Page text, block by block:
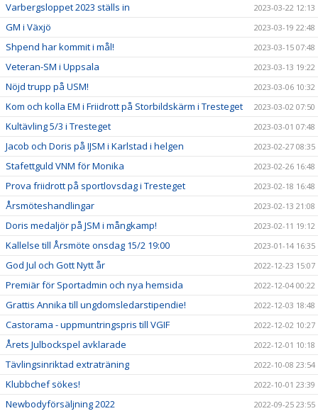
Varbergsloppet 2023 ställs in 2023-03-22 12:13
GM i Växjö 2023-03-19 22:48
Shpend har kommit i mål! 2023-03-15 07:48
Veteran-SM i Uppsala 2023-03-13 19:22
Nöjd trupp på USM! 2023-03-06 10:32
Kom och kolla EM i Friidrott på Storbildskärm i Tresteget 2023-03-02 07:50
Kultävling 5/3 i Tresteget 2023-03-01 07:48
Jacob och Doris på IJSM i Karlstad i helgen 2023-02-27 08:35
Stafettguld VNM för Monika 2023-02-26 16:48
Prova friidrott på sportlovsdag i Tresteget 2023-02-18 16:48
Årsmöteshandlingar 2023-02-13 21:08
Doris medaljör på JSM i mångkamp! 2023-02-11 19:12
Kallelse till Årsmöte onsdag 15/2 19:00 2023-01-14 16:35
God Jul och Gott Nytt år 2022-12-23 15:07
Premiär för Sportadmin och nya hemsida 2022-12-04 00:22
Grattis Annika till ungdomsledarstipendie! 2022-12-03 18:48
Castorama - uppmuntringspris till VGIF 2022-12-02 10:27
Årets Julbockspel avklarade 2022-12-01 10:18
Tävlingsinriktad extraträning 2022-10-08 23:54
Klubbchef sökes! 2022-10-01 23:39
Newbodyförsäljning 2022 2022-09-25 23:55